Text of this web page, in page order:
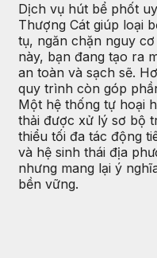
Dịch vụ hút bể phốt
Thượng Cát giúp loại
tụ, ngăn chặn nguy
này, bạn đang tạo ra
an toàn và sạch sẽ.
quy trình còn góp
Một hệ thống tự hoại
thải được xử lý sơ bộ
thiểu tối đa tác động
và hệ sinh thái địa
nhưng mang lại ý
bền vững.